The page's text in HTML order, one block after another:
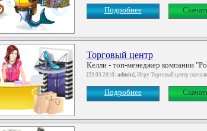
Подробнее
Торговый центр
Келли - топ-менеджер компании
[23.03.2010: admin], Игру Торговый центр
Подробнее